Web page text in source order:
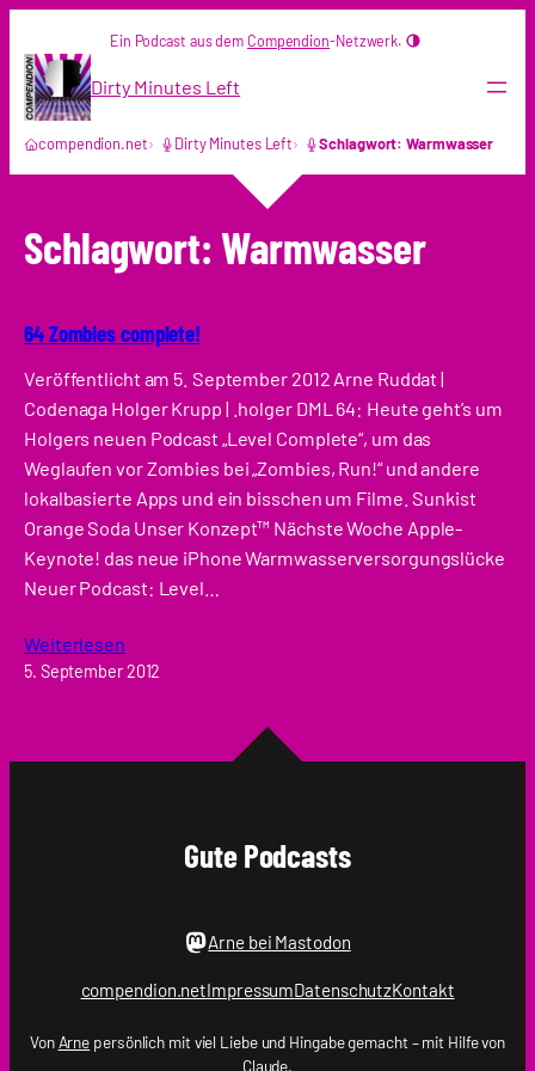
Inhalt
springen
Ein Podcast aus dem Compendion-Netzwerk.
Dirty Minutes Left
compendion.net Dirty Minutes Left Schlagwort: Warmwasser
Schlagwort: Warmwasser
64 Zombies complete!
Veröffentlicht am 5. September 2012 Arne Ruddat |
Codenaga Holger Krupp | .holger DML 64: Heute geht’s um
Holgers neuen Podcast „Level Complete“, um das
Weglaufen vor Zombies bei „Zombies, Run!“ und andere
lokalbasierte Apps und ein bisschen um Filme. Sunkist
Orange Soda Unser Konzept™ Nächste Woche Apple-
Keynote! das neue iPhone Warmwasserversorgungslücke
Neuer Podcast: Level…
Weiterlesen
5. September 2012
Gute Podcasts
Arne bei Mastodon
compendion.netImpressumDatenschutzKontakt
VonArne persönlich mit viel Liebe und Hingabe gemacht – mit Hilfe von
Claude.